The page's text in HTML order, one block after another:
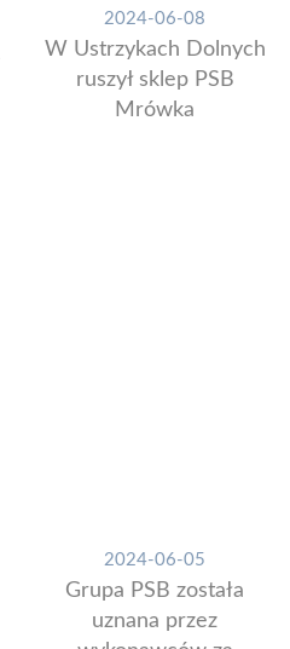
2024-06-08
W Ustrzykach Dolnych
ruszył sklep PSB
Mrówka
2024-06-05
Grupa PSB została
uznana przez